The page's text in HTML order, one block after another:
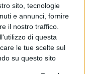
sito, tecnologie
e annunci, fornire
il nostro traffico.
di questa
le tue scelte sul
su questo sito
pietra miliare
dei
UBS
per migliorare la